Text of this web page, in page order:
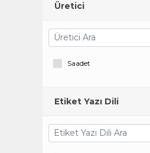
Üretici
Saadet
Etiket Yazı Dili